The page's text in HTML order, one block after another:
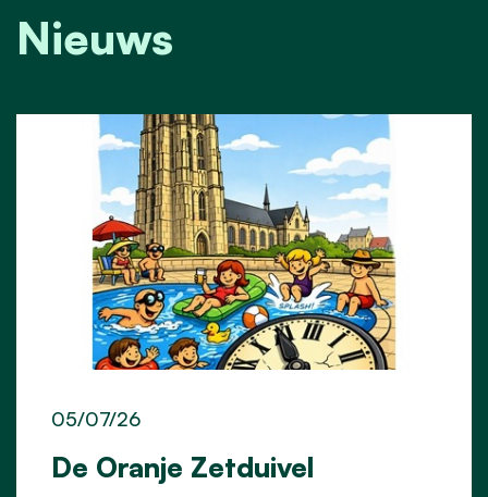
Nieuws
De Oranje Zetduivel
05/07/26